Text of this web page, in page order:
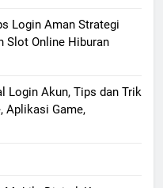
Login Aman Strategi
Slot Online Hiburan
Login Akun, Tips dan Trik
Aplikasi Game,